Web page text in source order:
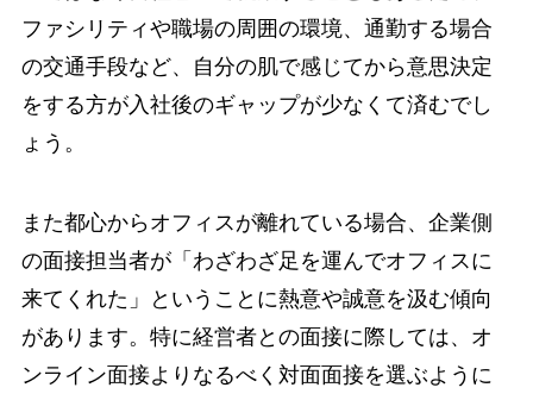
ファシリティや職場の周囲の環境、通勤する場合
の交通手段など、自分の肌で感じてから意思決定
をする方が入社後のギャップが少なくて済むでし
ょう。
また都心からオフィスが離れている場合、企業側
の面接担当者が「わざわざ足を運んでオフィスに
来てくれた」ということに熱意や誠意を汲む傾向
があります。特に経営者との面接に際しては、オ
ンライン面接よりなるべく対面面接を選ぶように